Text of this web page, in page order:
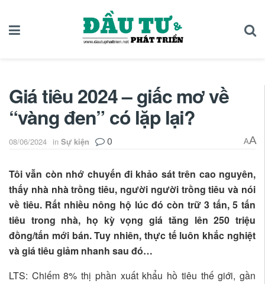
Giá tiêu 2024 – giấc mơ về
“vàng đen” có lặp lại?
08/06/2024 in Sự kiện 0 AA
Tôi vẫn còn nhớ chuyến đi khảo sát trên cao nguyên,
thấy nhà nhà trồng tiêu, người người trồng tiêu và nói
về tiêu. Rất nhiều nông hộ lúc đó còn trữ 3 tấn, 5 tấn
tiêu trong nhà, họ kỳ vọng giá tăng lên 250 triệu
đồng/tấn mới bán. Tuy nhiên, thực tế luôn khắc nghiệt
và giá tiêu giảm nhanh sau đó…
LTS: Chiếm 8% thị phần xuất khẩu hồ tiêu thế giới, gần